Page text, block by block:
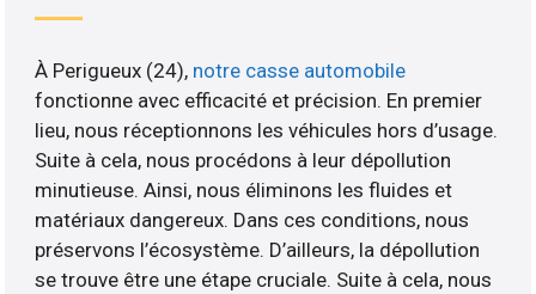
À Perigueux (24), notre casse automobile
fonctionne avec efficacité et précision. En premier
lieu, nous réceptionnons les véhicules hors d’usage.
Suite à cela, nous procédons à leur dépollution
minutieuse. Ainsi, nous éliminons les fluides et
matériaux dangereux. Dans ces conditions, nous
préservons l’écosystème. D’ailleurs, la dépollution
se trouve être une étape cruciale. Suite à cela, nous